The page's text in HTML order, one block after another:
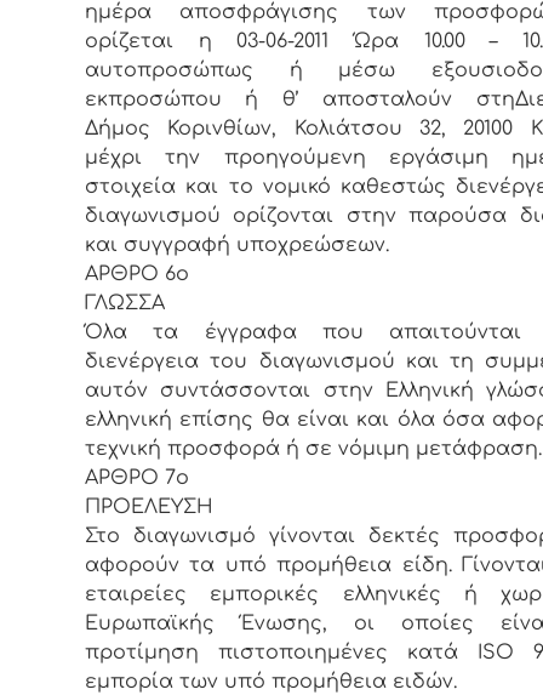
ημέρα αποσφράγισης των
ορίζεται η 03-06-2011 Ώρα 10.00 –
αυτοπροσώπως ή μέσω
εκπροσώπου ή θ’ αποσταλούν
Δήμος Κορινθίων, Κολιάτσου 32, 20100
μέχρι την προηγούμενη εργάσιμη
στοιχεία και το νομικό καθεστώς
διαγωνισμού ορίζονται στην παρούσα
και συγγραφή υποχρεώσεων.
ΑΡΘΡΟ 6ο
ΓΛΩΣΣΑ
Όλα τα έγγραφα που απαιτούνται
διενέργεια του διαγωνισμού και τη
αυτόν συντάσσονται στην Ελληνική
ελληνική επίσης θα είναι και όλα όσα
τεχνική προσφορά ή σε νόμιμη μετάφραση.
ΑΡΘΡΟ 7ο
ΠΡΟΕΛΕΥΣΗ
Στο διαγωνισμό γίνονται δεκτές
αφορούν τα υπό προμήθεια είδη.
εταιρείες εμπορικές ελληνικές ή
Ευρωπαϊκής Ένωσης, οι οποίες
προτίμηση πιστοποιημένες κατά ISO
εμπορία των υπό προμήθεια ειδών.